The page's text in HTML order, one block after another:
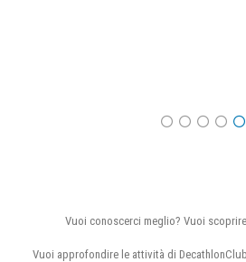
Vuoi conoscerci meglio? Vuoi
Vuoi approfondire le attività di